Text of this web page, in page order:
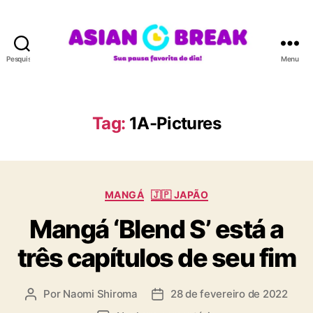
Pesquisar
A
N
R
A
Menu
Tag: 1A-Pictures
C
t
e
g
o
i
MANGÁ 🇯🇵 JAPÃO
Mangá ‘Blend S’ está a
três capítulos de seu fim
A Por Naomi Shiroma
D 28 de fevereiro de 2022